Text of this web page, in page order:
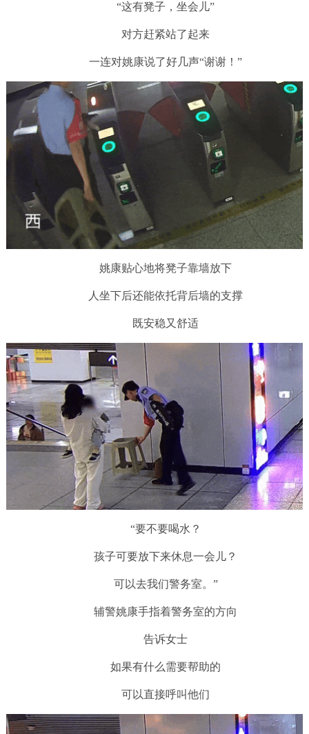
“这有凳子，坐会儿”
对方赶紧站了起来
一连对姚康说了好几声“谢谢！”
姚康贴心地将凳子靠墙放下
人坐下后还能依托背后墙的支撑
既安稳又舒适
“要不要喝水？
孩子可要放下来休息一会儿？
可以去我们警务室。”
辅警姚康手指着警务室的方向
告诉女士
如果有什么需要帮助的
可以直接呼叫他们